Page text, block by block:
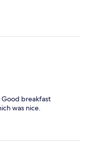
breakfast
was nice.